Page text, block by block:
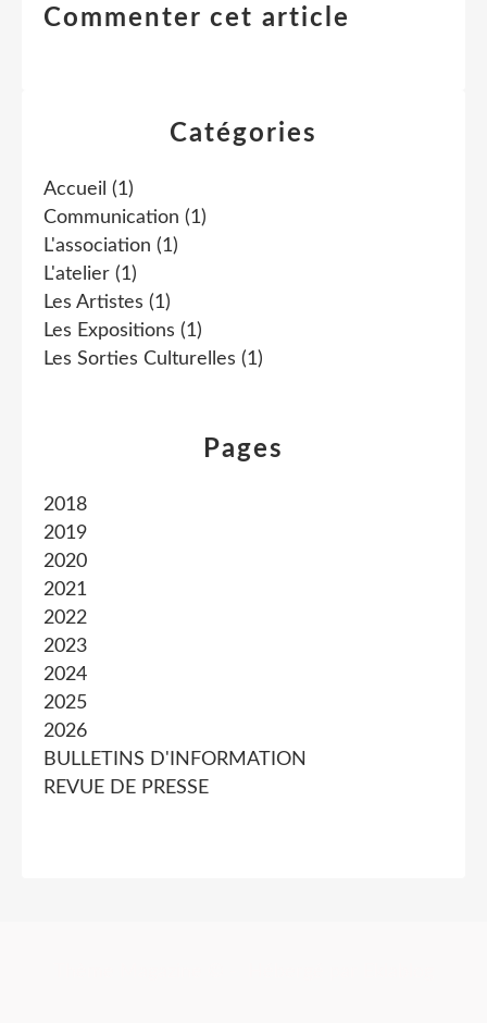
Commenter cet article
Catégories
Accueil (1)
Communication (1)
L'association (1)
L'atelier (1)
Les Artistes (1)
Les Expositions (1)
Les Sorties Culturelles (1)
Pages
2018
2019
2020
2021
2022
2023
2024
2025
2026
BULLETINS D'INFORMATION
REVUE DE PRESSE